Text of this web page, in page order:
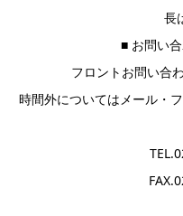
長
■ お問い
フロントお問い合
時間外についてはメール・